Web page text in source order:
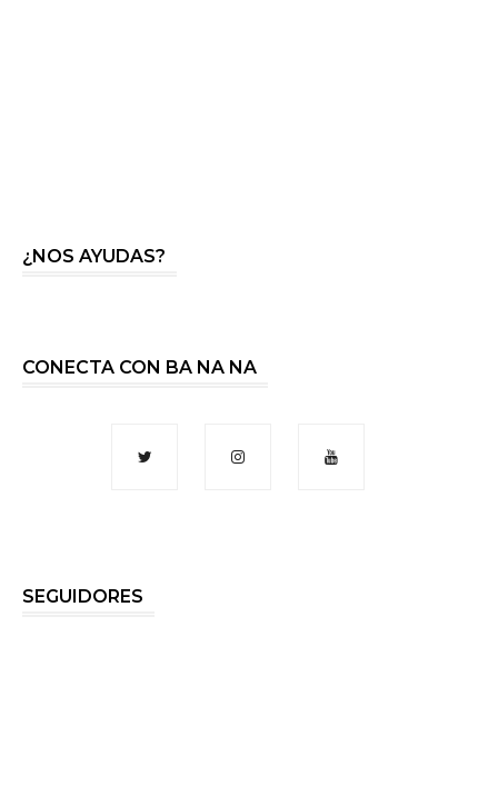
¿NOS AYUDAS?
CONECTA CON BA NA NA
SEGUIDORES